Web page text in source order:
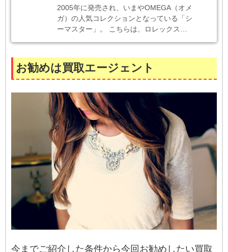
2005年に発売され、いまやOMEGA（オメ
ガ）の人気コレクションとなっている「シ
ーマスター」。 こちらは、ロレックス…
お勧めは買取エージェント
今までご紹介した条件から今回お勧めしたい買取